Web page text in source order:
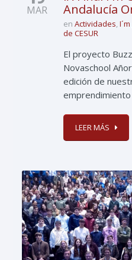
MAR
Andalucía
enActividades,
de CESUR
El proyecto
Novaschool
edición de
emprendimiento
LEER MÁS